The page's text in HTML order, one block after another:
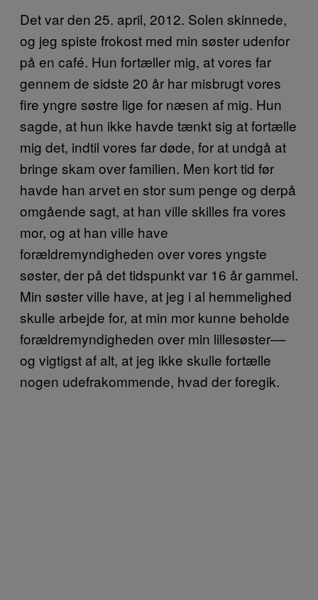
Det var den 25. april, 2012. Solen skinnede,
og jeg spiste frokost med min søster udenfor
på en café. Hun fortæller mig, at vores far
gennem de sidste 20 år har misbrugt vores
fire yngre søstre lige for næsen af mig. Hun
sagde, at hun ikke havde tænkt sig at fortælle
mig det, indtil vores far døde, for at undgå at
bringe skam over familien. Men kort tid før
havde han arvet en stor sum penge og derpå
omgående sagt, at han ville skilles fra vores
mor, og at han ville have
forældremyndigheden over vores yngste
søster, der på det tidspunkt var 16 år gammel.
Min søster ville have, at jeg i al hemmelighed
skulle arbejde for, at min mor kunne beholde
forældremyndigheden over min lillesøster––
og vigtigst af alt, at jeg ikke skulle fortælle
nogen udefrakommende, hvad der foregik.